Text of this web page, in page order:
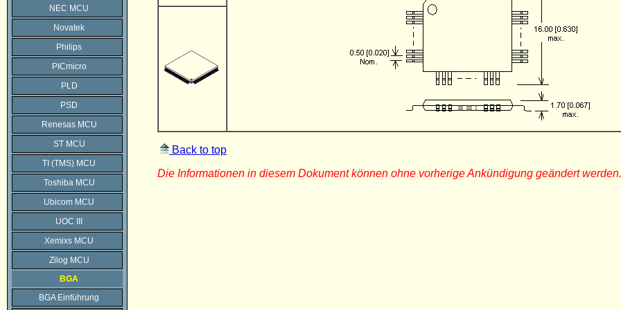
NEC MCU
Novatek
Philips
PICmicro
PLD
PSD
Renesas MCU
ST MCU
TI (TMS) MCU
Toshiba MCU
Ubicom MCU
UOC III
Xemixs MCU
Zilog MCU
BGA
BGA Einführung
Back to top
Die Informationen in diesem Dokument können ohne vorherige Ankündigung geändert werden.